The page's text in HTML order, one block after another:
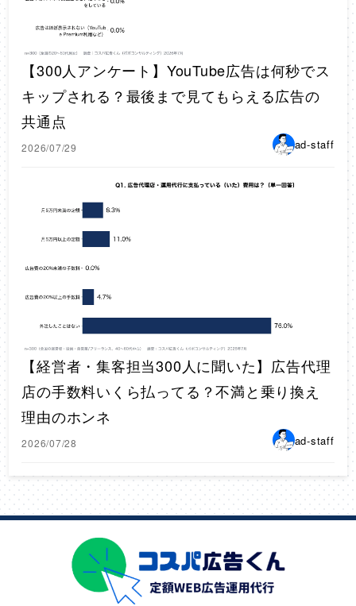
【300人アンケート】YouTube広告は何秒でス
キップされる？最後まで見てもらえる広告の
共通点
2026/07/29 ad-staff
【経営者・集客担当300人に聞いた】広告代理
店の手数料いくら払ってる？不満と乗り換え
理由のホンネ
2026/07/28 ad-staff